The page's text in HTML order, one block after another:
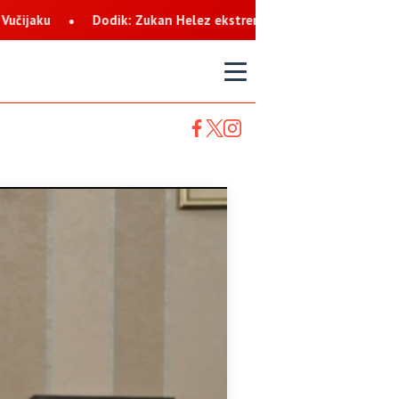
Dodik: Zukan Helez ekstremista koji svaku priliku koristi za